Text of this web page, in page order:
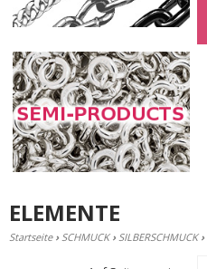
ELEMENTE
Startseite › SCHMUCK › SILBERSCHMUCK ›